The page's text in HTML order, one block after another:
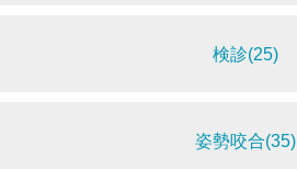
検診(25)
姿勢咬合(35)